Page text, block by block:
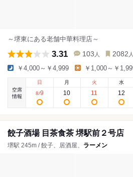
～堺東にある老舗中華料理店～
3.31 103 人 2082 人
￥4,000～￥4,999 ￥1,000～￥
空席
情報
日
8/9
月
10
火
11
水
12
餃子酒場 目茶食茶 堺駅前２号店
堺駅 245m / 餃子、居酒屋、 ラーメン